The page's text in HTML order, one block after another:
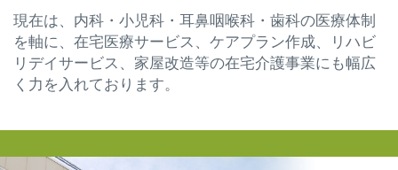
現在は、内科・小児科・耳鼻咽喉科・歯科の医療体制
を軸に、在宅医療サービス、ケアプラン作成、リハビ
リデイサービス、家屋改造等の在宅介護事業にも幅広
く力を入れております。